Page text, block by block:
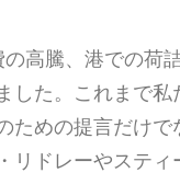
高騰、港での荷
した。これまで私
ための提言だけで
リドレーやスティ